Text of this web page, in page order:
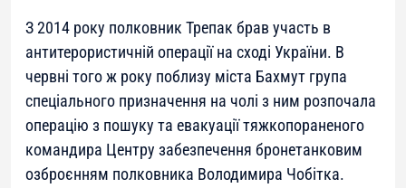
З 2014 року полковник Трепак брав участь в
антитерористичній операції на сході України. В
червні того ж року поблизу міста Бахмут група
спеціального призначення на чолі з ним розпочала
операцію з пошуку та евакуації тяжкопораненого
командира Центру забезпечення бронетанковим
озброєнням полковника Володимира Чобітка.